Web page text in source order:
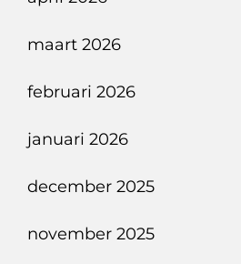
maart 2026
februari 2026
januari 2026
december 2025
november 2025